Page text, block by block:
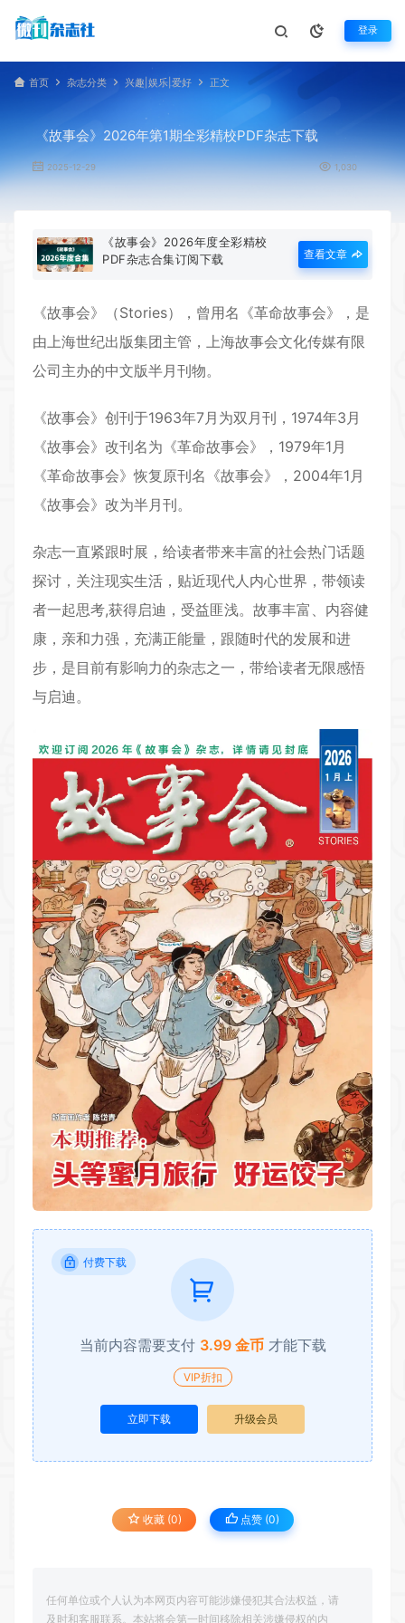
登录
首页 杂志分类 兴趣|娱乐|爱好 正文
《故事会》2026年第1期全彩精校PDF杂志下载
2025-12-29 1,030
《故事会》2026年度全彩精校
PDF杂志合集订阅下载
查看文章
《故事会》（Stories），曾用名《革命故事会》，是
由上海世纪出版集团主管， 上海故事会文化传媒有限
公司主办的中文版半月刊物。
《故事会》创刊于1963年7月为双月刊，1974年3月
《故事会》改刊名为《革命故事会》，1979年1月
《革命故事会》恢复原刊名《故事会》，2004年1月
《故事会》改为半月刊。
杂志一直紧跟时展，给读者带来丰富的社会热门话题
探讨，关注现实生活，贴近现代人内心世界，带领读
者一起思考,获得启迪，受益匪浅。故事丰富、内容健
康，亲和力强，充满正能量，跟随时代的发展和进
步，是目前有影响力的杂志之一，带给读者无限感悟
与启迪。
付费下载
当前内容需要支付 3.99 金币 才能下载
VIP折扣
立即下载 升级会员
收藏 (0) 点赞 (0)
任何单位或个人认为本网页内容可能涉嫌侵犯其合法权益，请
及时和客服联系。本站将会第一时间移除相关涉嫌侵权的内